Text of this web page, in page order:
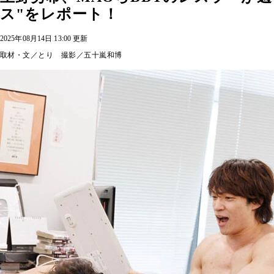
ス"をレポート！
2025年08月14日 13:00 更新
取材・文／とり 撮影／五十嵐和博